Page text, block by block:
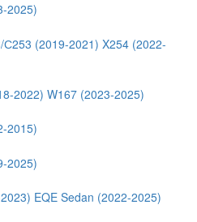
2025)
С253 (2019-2021) X254 (2022-
2022) W167 (2023-2025)
2015)
2025)
EQE Sedan (2022-2025)